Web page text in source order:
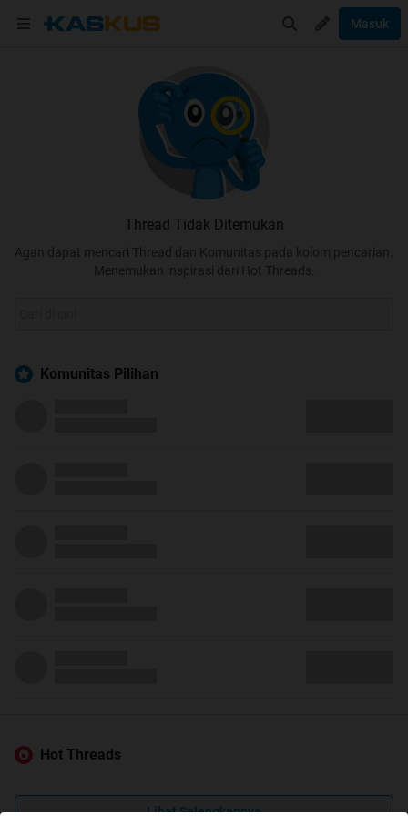
Masuk
Thread Tidak Ditemukan
Agan dapat mencari Thread dan Komunitas pada kolom pencarian.
Menemukan inspirasi dari Hot Threads.
Komunitas Pilihan
Hot Threads
Lihat Selengkapnya